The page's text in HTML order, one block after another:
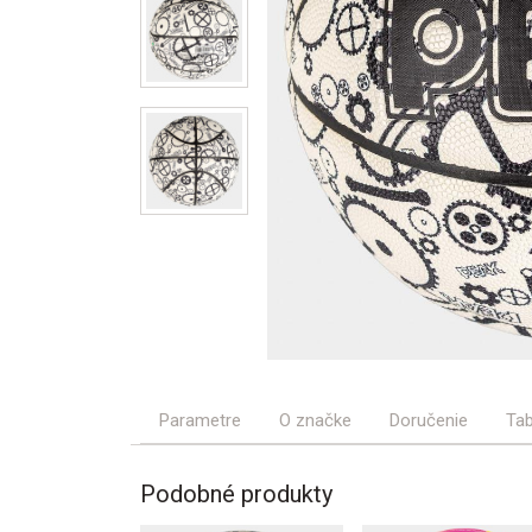
Parametre O značke Doručenie
Podobné produkty